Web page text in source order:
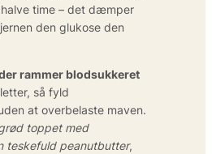
time – det dæmper
den glukose den
rammer blodsukkeret
så fyld
at overbelaste maven.
toppet med
teskefuld peanutbutter,